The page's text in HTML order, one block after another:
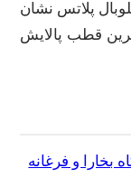
پلاتس نشان
قطب پالایش